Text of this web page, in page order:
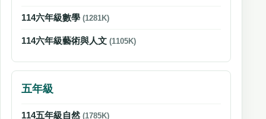
114六年級數學 (1281K)
114六年級藝術與人文 (1105K)
五年級
114五年級自然 (1785K)